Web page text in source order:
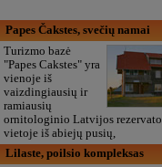
Papes Čakstes, svečių namai
Turizmo bazė
"Papes Cakstes" yra
vienoje iš
vaizdingiausių ir
ramiausių
ornitologinio Latvijos rezervato
vietoje iš abiejų pusių,
Lilaste, poilsio kompleksas